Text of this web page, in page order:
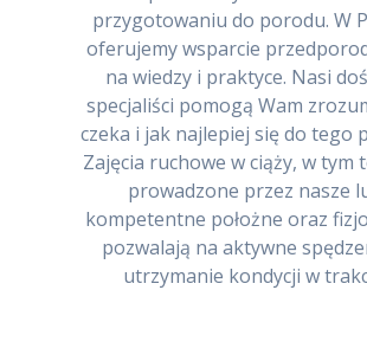
przygotowaniu do porodu. W
oferujemy wsparcie
na wiedzy i praktyce. Nasi
specjaliści pomogą Wam
czeka i jak najlepiej się do tego
Zajęcia ruchowe w ciąży, w tym
prowadzone przez nasze
kompetentne położne oraz
pozwalają na aktywne
utrzymanie kondycji w